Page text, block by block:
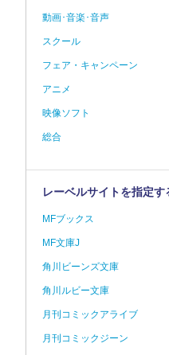
動画･音楽･音声
スクール
フェア・キャンペーン
アニメ
映像ソフト
総合
レーベルサイトを指定す
MFブックス
MF文庫J
角川ビーンズ文庫
角川ルビー文庫
月刊コミックアライブ
月刊コミックジーン